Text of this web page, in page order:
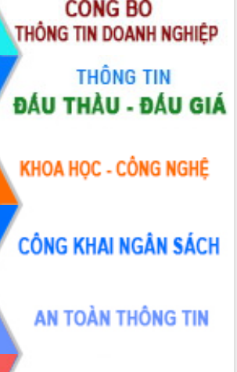
đẩy
điểm
Yên
với bảo
hoạch tỉnh
tầm nhìn
đêm
đường bộ
trưởng
Quý
hợp tác về
– 2030
thông
với tỉnh
lực y tế
nghiệm